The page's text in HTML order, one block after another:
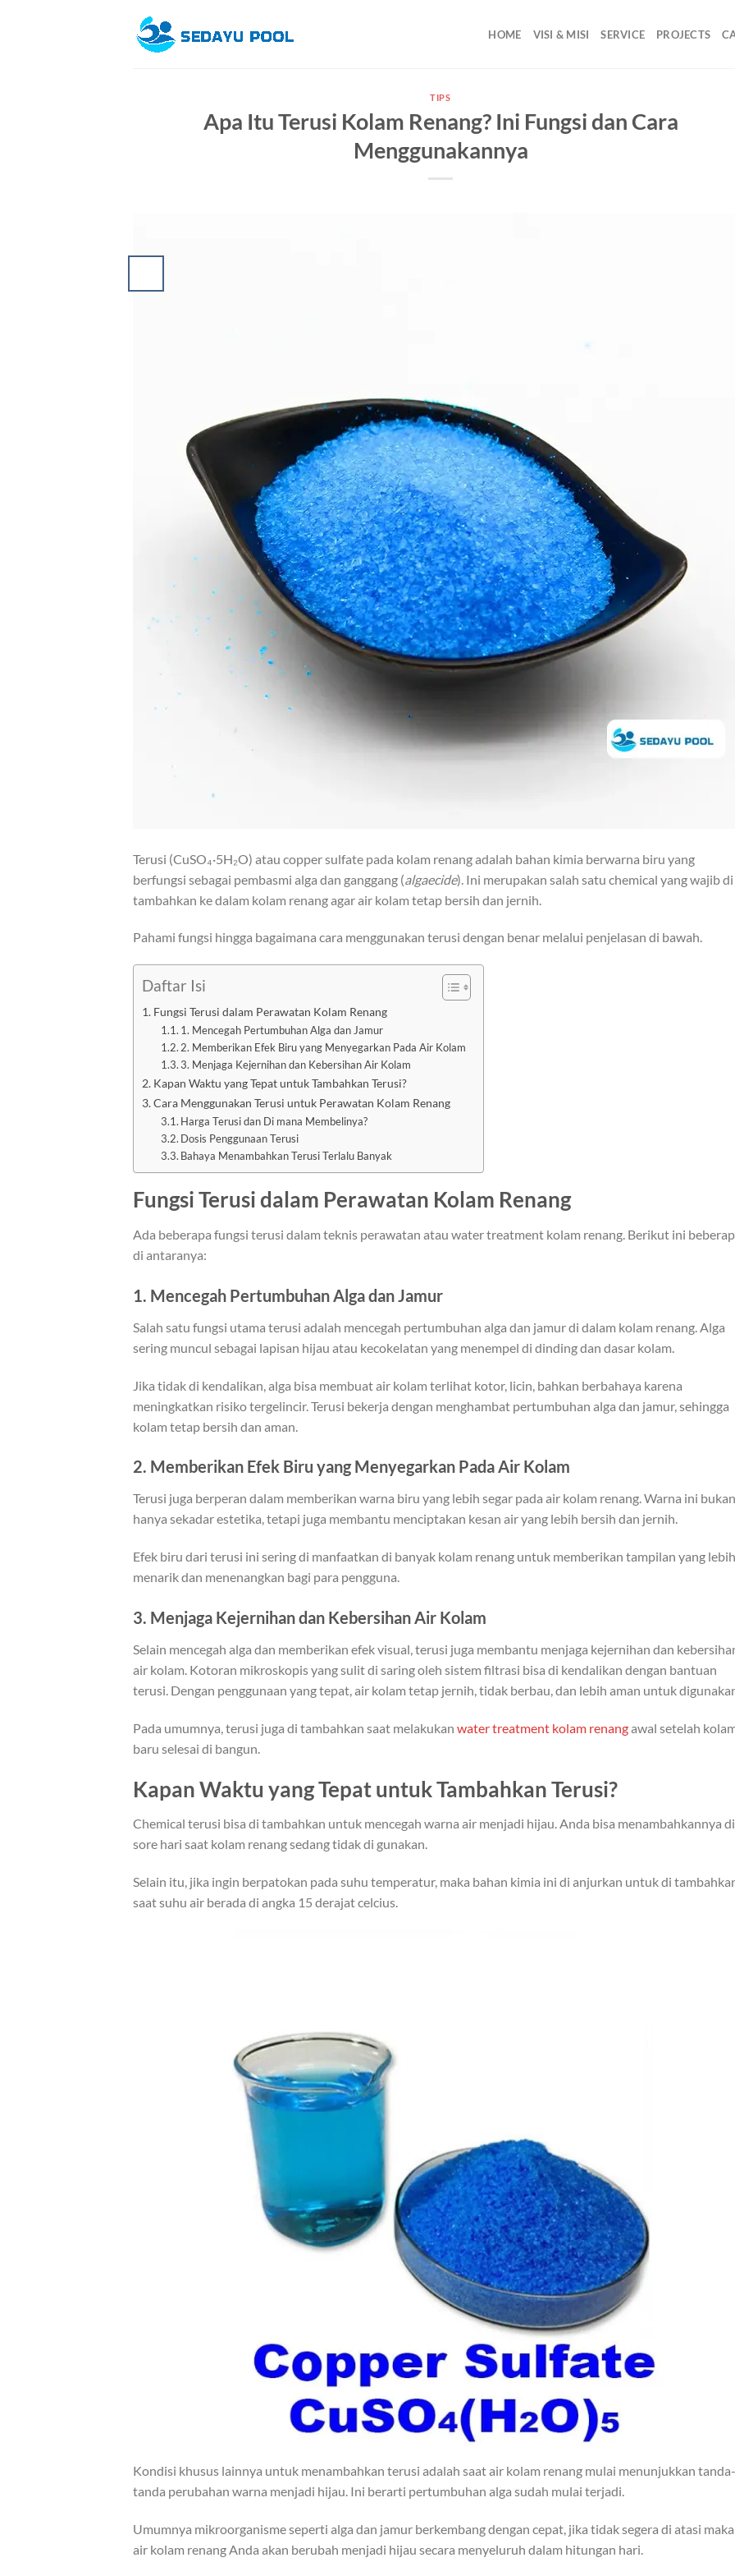
HOME VISI & MISI SERVICE PROJECTS
TIPS
Apa Itu Terusi Kolam Renang? Ini Fungsi dan Cara
Menggunakannya
Terusi (CuSO₄·5H₂O) atau copper sulfate pada kolam renang adalah bahan kimia berwarna biru yang
berfungsi sebagai pembasmi alga dan ganggang (algaecide). Ini merupakan salah satu chemical yang wajib di
tambahkan ke dalam kolam renang agar air kolam tetap bersih dan jernih.
Pahami fungsi hingga bagaimana cara menggunakan terusi dengan benar melalui penjelasan di bawah.
Daftar Isi
Fungsi Terusi dalam Perawatan Kolam Renang
1. Mencegah Pertumbuhan Alga dan Jamur
2. Memberikan Efek Biru yang Menyegarkan Pada Air Kolam
3. Menjaga Kejernihan dan Kebersihan Air Kolam
Kapan Waktu yang Tepat untuk Tambahkan Terusi?
Cara Menggunakan Terusi untuk Perawatan Kolam Renang
Harga Terusi dan Di mana Membelinya?
Dosis Penggunaan Terusi
Bahaya Menambahkan Terusi Terlalu Banyak
Fungsi Terusi dalam Perawatan Kolam Renang
Ada beberapa fungsi terusi dalam teknis perawatan atau water treatment kolam renang. Berikut ini
di antaranya:
1. Mencegah Pertumbuhan Alga dan Jamur
Salah satu fungsi utama terusi adalah mencegah pertumbuhan alga dan jamur di dalam kolam renang. Alga
sering muncul sebagai lapisan hijau atau kecokelatan yang menempel di dinding dan dasar kolam.
Jika tidak di kendalikan, alga bisa membuat air kolam terlihat kotor, licin, bahkan berbahaya karena
meningkatkan risiko tergelincir. Terusi bekerja dengan menghambat pertumbuhan alga dan jamur, sehingga
kolam tetap bersih dan aman.
2. Memberikan Efek Biru yang Menyegarkan Pada Air Kolam
Terusi juga berperan dalam memberikan warna biru yang lebih segar pada air kolam renang. Warna ini bukan
hanya sekadar estetika, tetapi juga membantu menciptakan kesan air yang lebih bersih dan jernih.
Efek biru dari terusi ini sering di manfaatkan di banyak kolam renang untuk memberikan tampilan yang lebih
menarik dan menenangkan bagi para pengguna.
3. Menjaga Kejernihan dan Kebersihan Air Kolam
Selain mencegah alga dan memberikan efek visual, terusi juga membantu menjaga kejernihan dan
air kolam. Kotoran mikroskopis yang sulit di saring oleh sistem filtrasi bisa di kendalikan dengan bantuan
terusi. Dengan penggunaan yang tepat, air kolam tetap jernih, tidak berbau, dan lebih aman untuk
Pada umumnya, terusi juga di tambahkan saat melakukan water treatment kolam renangawal setelah
baru selesai di bangun.
Kapan Waktu yang Tepat untuk Tambahkan Terusi?
Chemical terusi bisa di tambahkan untuk mencegah warna air menjadi hijau. Anda bisa menambahkannya di
sore hari saat kolam renang sedang tidak di gunakan.
Selain itu, jika ingin berpatokan pada suhu temperatur, maka bahan kimia ini di anjurkan untuk di
saat suhu air berada di angka 15 derajat celcius.
Kondisi khusus lainnya untuk menambahkan terusi adalah saat air kolam renang mulai menunjukkan tanda-
tanda perubahan warna menjadi hijau. Ini berarti pertumbuhan alga sudah mulai terjadi.
Umumnya mikroorganisme seperti alga dan jamur berkembang dengan cepat, jika tidak segera di atasi maka
air kolam renang Anda akan berubah menjadi hijau secara menyeluruh dalam hitungan hari.